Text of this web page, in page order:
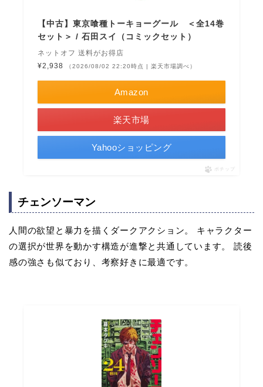
【中古】東京喰種トーキョーグール ＜全14巻
セット＞ / 石田スイ（コミックセット）
ネットオフ 送料がお得店
¥2,938
（2026/08/02 22:20時点 | 楽天市場調べ）
Amazon
楽天市場
Yahooショッピング
ポチップ
チェンソーマン
人間の欲望と暴力を描くダークアクション。 キャラクター
の選択が世界を動かす構造が進撃と共通しています。 読後
感の強さも似ており、考察好きに最適です。